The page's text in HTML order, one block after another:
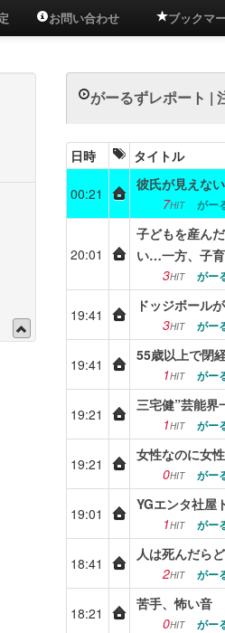
お問い合わせ ブックマ
がーるずレポート |
日時 タイトル
00:21
彼氏が見えな
7HIT がー
20:01
子どもを産ん
い…一方、子
3HIT がー
19:41
ドッジボール
3HIT がー
19:41
55歳以上で閉
1HIT がー
19:21
三宅健”芸能界
1HIT がー
19:21
女性なのに女
0HIT がー
19:01
YGエンタ社屋
1HIT がー
18:41
人は死んだら
2HIT がー
18:21
苦手、怖い音
0HIT がー